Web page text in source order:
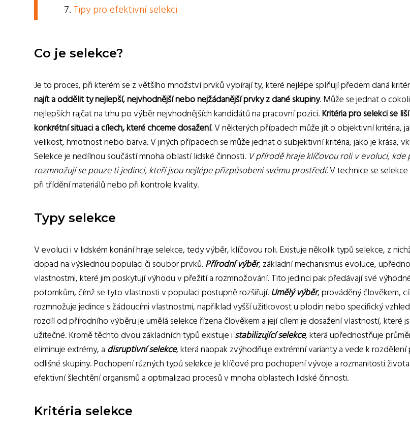
Tipy pro efektivní selekci
Co je selekce?
Je to proces, při kterém se z většího množství prvků vybírají ty, které nejlépe splňují předem daná
najít a oddělit ty nejlepší, nejvhodnější nebo nejžádanější prvky z dané skupiny. Může se jednat o
nejlepších rajčat na trhu po výběr nejvhodnějších kandidátů na pracovní pozici.Kritéria pro selekci se
konkrétní situaci a cílech, které chceme dosažení. V některých případech může jít o objektivní kritéria,
velikost, hmotnost nebo barva. V jiných případech se může jednat o subjektivní kritéria, jako je krása,
Selekce je nedílnou součástí mnoha oblastí lidské činnosti. V přírodě hraje klíčovou roli v evoluci, kde
rozmnožují se pouze ti jedinci, kteří jsou nejlépe přizpůsobeni svému prostředí. V technice se
při třídění materiálů nebo při kontrole kvality.
Typy selekce
V evoluci i v lidském konání hraje selekce, tedy výběr, klíčovou roli. Existuje několik typů selekce, z
dopad na výslednou populaci či soubor prvků.Přírodní výběr, základní mechanismus evoluce,
vlastnostmi, které jim poskytují výhodu v přežití a rozmnožování. Tito jedinci pak předávají své
potomkům, čímž se tyto vlastnosti v populaci postupně rozšiřují. Umělý výběr, prováděný člověkem,
rozmnožuje jedince s žádoucími vlastnostmi, například vyšší užitkovost u plodin nebo specifický
rozdíl od přírodního výběru je umělá selekce řízena člověkem a její cílem je dosažení vlastností, které
užitečné. Kromě těchto dvou základních typů existuje i stabilizující selekce, která upřednostňuje
eliminuje extrémy, a disruptivní selekce, která naopak zvýhodňuje extrémní varianty a vede k
odlišné skupiny. Pochopení různých typů selekce je klíčové pro pochopení vývoje a rozmanitosti
efektivní šlechtění organismů a optimalizaci procesů v mnoha oblastech lidské činnosti.
Kritéria selekce